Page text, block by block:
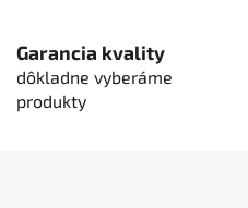
Garancia kvality
dôkladne vyberáme
produkty